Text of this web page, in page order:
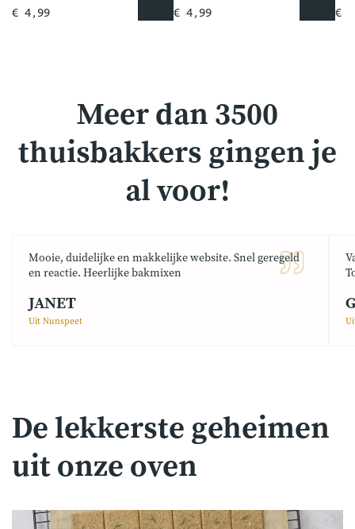
€ 4,99 € 4,99 €
Meer dan 3500
thuisbakkers gingen je
al voor!
Mooie, duidelijke en makkelijke website. Snel geregeld
en reactie. Heerlijke bakmixen
JANET
Uit Nunspeet
De lekkerste geheimen
uit onze oven